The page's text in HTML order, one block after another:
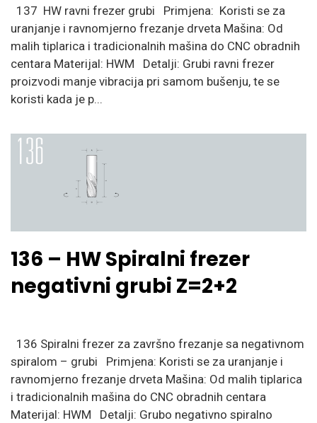
137 HW ravni frezer grubi Primjena: Koristi se za
uranjanje i ravnomjerno frezanje drveta Mašina: Od
malih tiplarica i tradicionalnih mašina do CNC obradnih
centara Materijal: HWM Detalji: Grubi ravni frezer
proizvodi manje vibracija pri samom bušenju, te se
koristi kada je p...
136 – HW Spiralni frezer
negativni grubi Z=2+2
136 Spiralni frezer za završno frezanje sa negativnom
spiralom – grubi Primjena: Koristi se za uranjanje i
ravnomjerno frezanje drveta Mašina: Od malih tiplarica
i tradicionalnih mašina do CNC obradnih centara
Materijal: HWM Detalji: Grubo negativno spiralno